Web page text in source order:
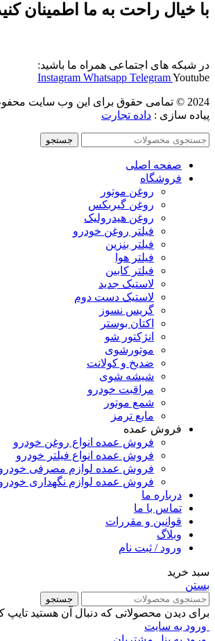
با خیال راحت به ما اطمینان
در شبکه های اجتماعی همراه ما باشید:
Instagram Whatsapp TelegramYoutube
2024 © تمامی حقوق برای این وب سایت
پیاده سازی : داده تجارت
جستجو
صفحه اصلی
فروشگاه
روغن موتور
روغن گیربکس
روغن هیدرولیک
فیلتر روغن خودرو
فیلتر بنزین
فیلتر هوا
فیلتر کابین
لاستیک جدید
لاستیک دست دوم
گریس نسوز
اکتان بوستر
انژکتور شو
موتورشوی
ضدیخ و کولانت
شیشه شوی
مراقبت خودرو
شمع موتور
مایع ترمز
فروش عمده
فروش عمده انواع روغن خودرو
فروش عمده انواع فیلتر خودرو
فروش عمده لوازم مصرفی
فروش عمده لوازم نگهداری
درباره ما
تماس با ما
قوانین و مقررات
وبلاگ
ورود / ثبت نام
سبد خرید
بستن
جستجو
برای دیدن محصولاتی که دنبال آن هستید تایپ
ورود به سایت